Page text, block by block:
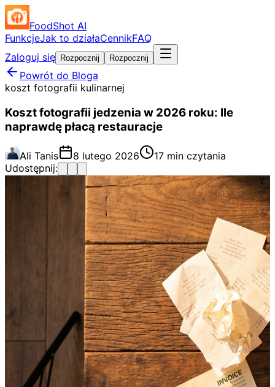
FoodShot AI
FunkcjeJak to działaCennikFAQ
Zaloguj się
Rozpocznij Rozpocznij
Powrót do Bloga
koszt fotografii kulinarnej
Koszt fotografii jedzenia w 2026 roku: Ile
naprawdę płacą restauracje
Ali Tanis 8 lutego 2026
17 min czytania
Udostępnij: